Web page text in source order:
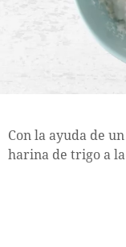
Con la ayuda de
harina de trigo a